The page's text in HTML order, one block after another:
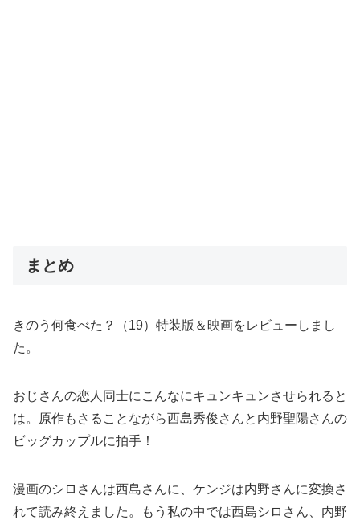
まとめ
きのう何食べた？（19）特装版＆映画をレビューしまし
た。
おじさんの恋人同士にこんなにキュンキュンさせられると
は。原作もさることながら西島秀俊さんと内野聖陽さんの
ビッグカップルに拍手！
漫画のシロさんは西島さんに、ケンジは内野さんに変換さ
れて読み終えました。もう私の中では西島シロさん、内野